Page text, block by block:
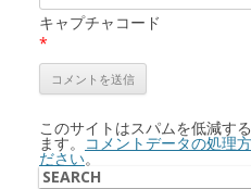
キャプチャコード
*
このサイトはスパムを低減す
ます。 コメントデータの処理
ださい。
SEARCH